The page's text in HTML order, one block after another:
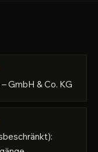
GmbH & Co. KG